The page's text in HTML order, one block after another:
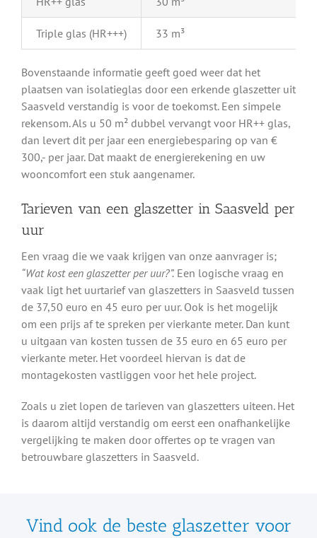
Triple glas (HR+++) 33 m³
Bovenstaande informatie geeft goed weer dat het
plaatsen van isolatieglas door een erkende glaszetter uit
Saasveld verstandig is voor de toekomst. Een simpele
rekensom. Als u 50 m² dubbel vervangt voor HR++ glas,
dan levert dit per jaar een energiebesparing op van €
300,- per jaar. Dat maakt de energierekening en uw
wooncomfort een stuk aangenamer.
Tarieven van een glaszetter in Saasveld per
uur
Een vraag die we vaak krijgen van onze aanvrager is;
“Wat kost een glaszetter per uur?”. Een logische vraag en
vaak ligt het uurtarief van glaszetters in Saasveld tussen
de 37,50 euro en 45 euro per uur. Ook is het mogelijk
om een prijs af te spreken per vierkante meter. Dan kunt
u uitgaan van kosten tussen de 35 euro en 65 euro per
vierkante meter. Het voordeel hiervan is dat de
montagekosten vastliggen voor het hele project.
Zoals u ziet lopen de tarieven van glaszetters uiteen. Het
is daarom altijd verstandig om eerst een onafhankelijke
vergelijking te maken door offertes op te vragen van
betrouwbare glaszetters in Saasveld.
Vind ook de beste glaszetter voor